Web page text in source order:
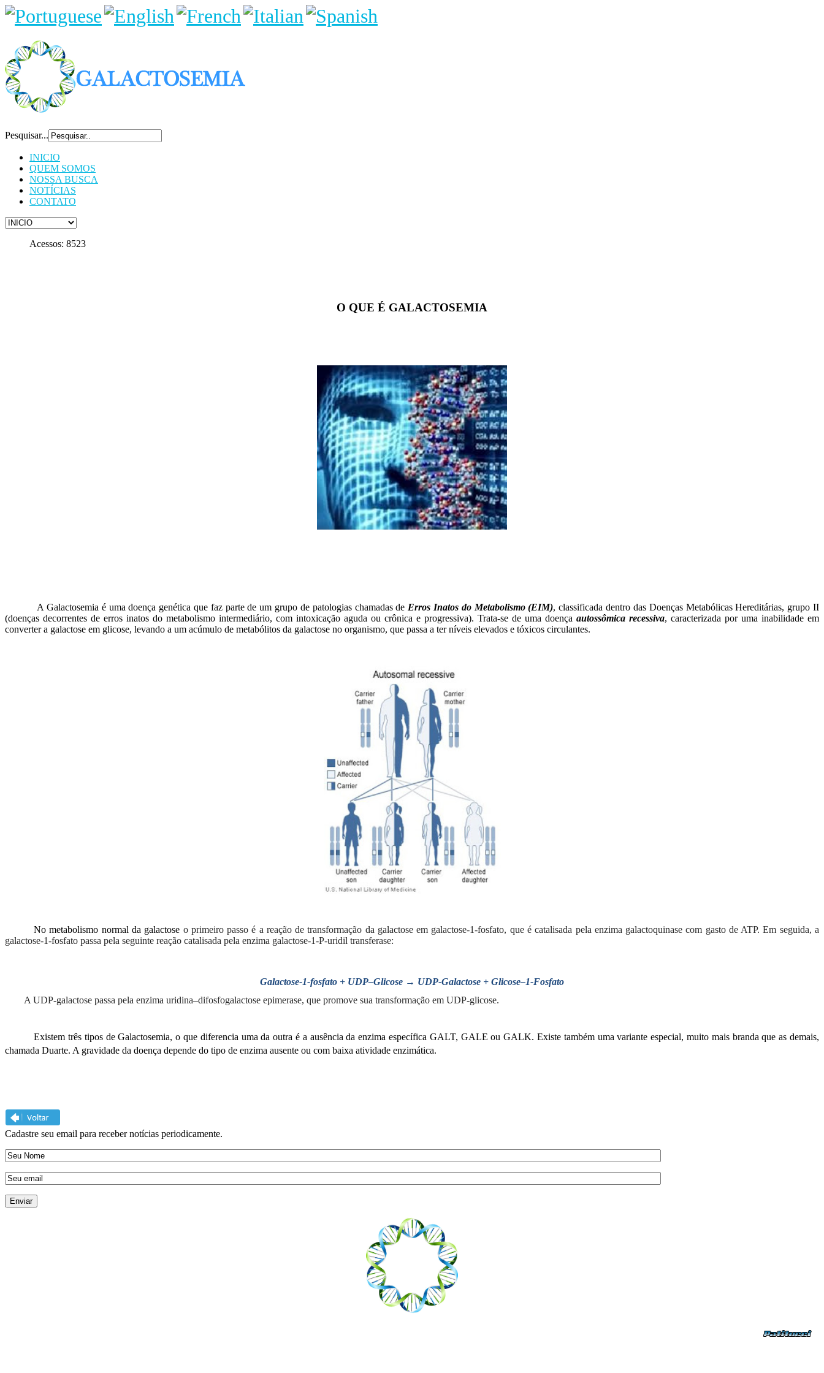
Pesquisar...
INICIO
QUEM SOMOS
NOSSA BUSCA
NOTÍCIAS
CONTATO
Acessos: 8523
O QUE É GALACTOSEMIA
A Galactosemia é uma doença genética que faz parte de um grupo de patologias chamadas de Erros Inatos do Metabolismo (EIM), classificada dentro das Doenças Metabólicas Hereditárias, grupo II
(doenças decorrentes de erros inatos do metabolismo intermediário, com intoxicação aguda ou crônica e progressiva). Trata-se de uma doença autossômica recessiva, caracterizada por uma inabilidade em
converter a galactose em glicose, levando a um acúmulo de metabólitos da galactose no organismo, que passa a ter níveis elevados e tóxicos circulantes.
No metabolismo normal da galactose o primeiro passo é a reação de transformação da galactose em galactose-1-fosfato, que é catalisada pela enzima galactoquinase com gasto de ATP. Em seguida, a
galactose-1-fosfato passa pela seguinte reação catalisada pela enzima galactose-1-P-uridil transferase:
Galactose-1-fosfato + UDP–Glicose → UDP-Galactose + Glicose–1-Fosfato
A UDP-galactose passa pela enzima uridina–difosfogalactose epimerase, que promove sua transformação em UDP-glicose.
Existem três tipos de Galactosemia, o que diferencia uma da outra é a ausência da enzima específica GALT, GALE ou GALK. Existe também uma variante especial, muito mais branda que as demais,
chamada Duarte. A gravidade da doença depende do tipo de enzima ausente ou com baixa atividade enzimática.
Cadastre seu email para receber notícias periodicamente.